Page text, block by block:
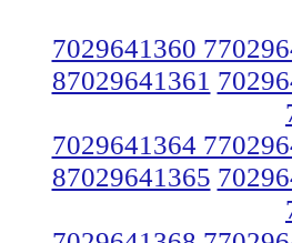
7029641360
87029641361
7029641364
87029641365